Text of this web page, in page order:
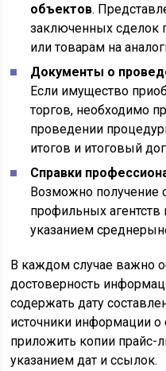
объектов.
заключенных сделок
или товарам на
Документы о
Если имущество
торгов, необходимо
проведении
итогов и итоговый
Справки
Возможно получение
профильных агентств
указанием
В каждом случае важно
достоверность
содержать дату
источники информации о
приложить копии прайс-
указанием дат и ссылок.